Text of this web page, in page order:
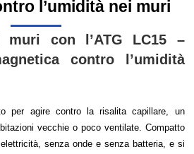
l’umidità nei muri
muri con l’ATG LC15 –
contro l’umidità
per agire contro la risalita capillare, un
vecchie o poco ventilate. Compatto
senza onde e senza batteria, e si